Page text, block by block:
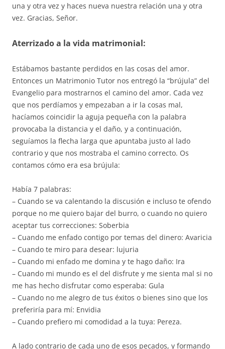
una y otra vez y haces nueva nuestra relación una y otra
vez. Gracias, Señor.
Aterrizado a la vida matrimonial:
Estábamos bastante perdidos en las cosas del amor.
Entonces un Matrimonio Tutor nos entregó la “brújula” del
Evangelio para mostrarnos el camino del amor. Cada vez
que nos perdíamos y empezaban a ir la cosas mal,
hacíamos coincidir la aguja pequeña con la palabra
provocaba la distancia y el daño, y a continuación,
seguíamos la flecha larga que apuntaba justo al lado
contrario y que nos mostraba el camino correcto. Os
contamos cómo era esa brújula:
Había 7 palabras:
– Cuando se va calentando la discusión e incluso te ofendo
porque no me quiero bajar del burro, o cuando no quiero
aceptar tus correcciones: Soberbia
– Cuando me enfado contigo por temas del dinero: Avaricia
– Cuando te miro para desear: lujuria
– Cuando mi enfado me domina y te hago daño: Ira
– Cuando mi mundo es el del disfrute y me sienta mal si no
me has hecho disfrutar como esperaba: Gula
– Cuando no me alegro de tus éxitos o bienes sino que los
preferiría para mí: Envidia
– Cuando prefiero mi comodidad a la tuya: Pereza.
A lado contrario de cada uno de esos pecados, y formando